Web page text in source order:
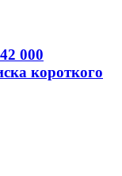
000
короткого